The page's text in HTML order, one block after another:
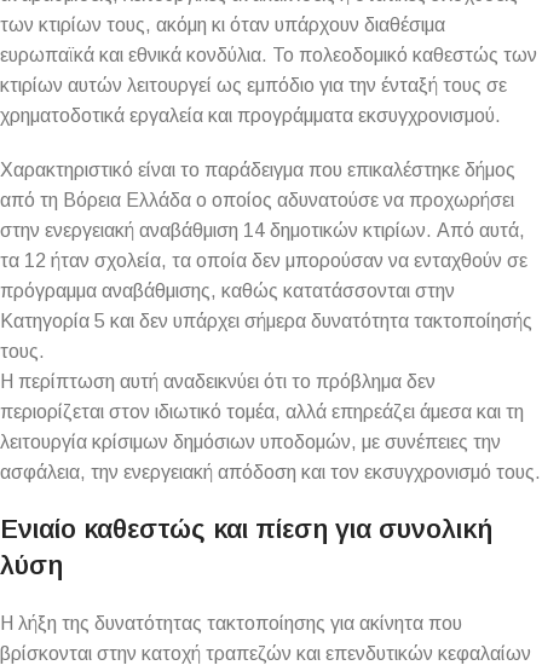
των κτιρίων τους, ακόμη κι όταν υπάρχουν διαθέσιμα
ευρωπαϊκά και εθνικά κονδύλια. Το πολεοδομικό καθεστώς των
κτιρίων αυτών λειτουργεί ως εμπόδιο για την ένταξή τους σε
χρηματοδοτικά εργαλεία και προγράμματα εκσυγχρονισμού.
Χαρακτηριστικό είναι το παράδειγμα που επικαλέστηκε δήμος
από τη Βόρεια Ελλάδα ο οποίος αδυνατούσε να προχωρήσει
στην ενεργειακή αναβάθμιση 14 δημοτικών κτιρίων. Από αυτά,
τα 12 ήταν σχολεία, τα οποία δεν μπορούσαν να ενταχθούν σε
πρόγραμμα αναβάθμισης, καθώς κατατάσσονται στην
Κατηγορία 5 και δεν υπάρχει σήμερα δυνατότητα τακτοποίησής
τους.
Η περίπτωση αυτή αναδεικνύει ότι το πρόβλημα δεν
περιορίζεται στον ιδιωτικό τομέα, αλλά επηρεάζει άμεσα και τη
λειτουργία κρίσιμων δημόσιων υποδομών, με συνέπειες την
ασφάλεια, την ενεργειακή απόδοση και τον εκσυγχρονισμό τους.
Ενιαίο καθεστώς και πίεση για συνολική
λύση
Η λήξη της δυνατότητας τακτοποίησης για ακίνητα που
βρίσκονται στην κατοχή τραπεζών και επενδυτικών κεφαλαίων